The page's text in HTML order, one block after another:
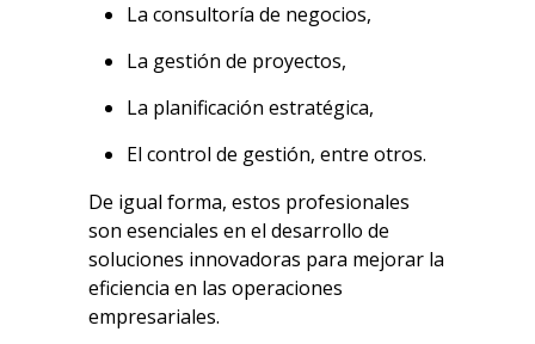
La consultoría de negocios,
La gestión de proyectos,
La planificación estratégica,
El control de gestión, entre otros.
De igual forma, estos profesionales
son esenciales en el desarrollo de
soluciones innovadoras para mejorar la
eficiencia en las operaciones
empresariales.